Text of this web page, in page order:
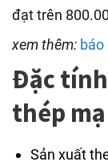
đạt trên
xem thêm: báo
Đặc
thép
Sản xuất